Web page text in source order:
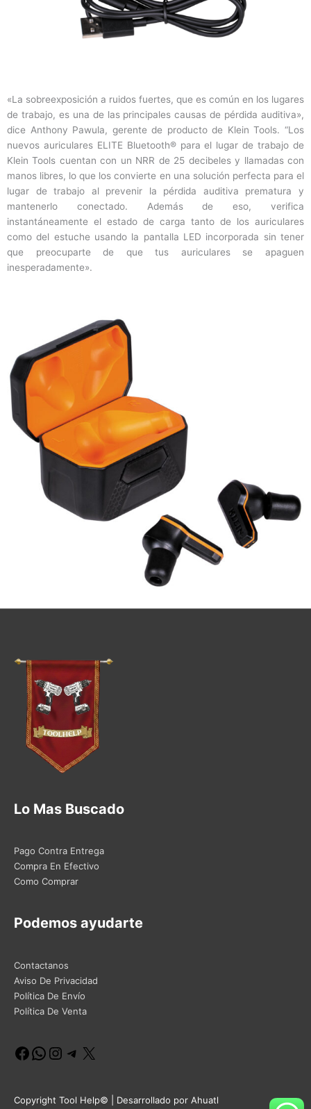
«La sobreexposición a ruidos fuertes, que es común en los lugares
de trabajo, es una de las principales causas de pérdida auditiva»,
dice Anthony Pawula, gerente de producto de Klein Tools. “Los
nuevos auriculares ELITE Bluetooth® para el lugar de trabajo de
Klein Tools cuentan con un NRR de 25 decibeles y llamadas con
manos libres, lo que los convierte en una solución perfecta para el
lugar de trabajo al prevenir la pérdida auditiva prematura y
mantenerlo conectado. Además de eso, verifica
instantáneamente el estado de carga tanto de los auriculares
como del estuche usando la pantalla LED incorporada sin tener
que preocuparte de que tus auriculares se apaguen
inesperadamente».
Lo Mas Buscado
Pago Contra Entrega
Compra En Efectivo
Como Comprar
Podemos ayudarte
Contactanos
Aviso De Privacidad
Política De Envío
Política De Venta
Facebook
WhatsApp
Instagram
Telegram
Copyright Tool Help© | Desarrollado por Ahuatl